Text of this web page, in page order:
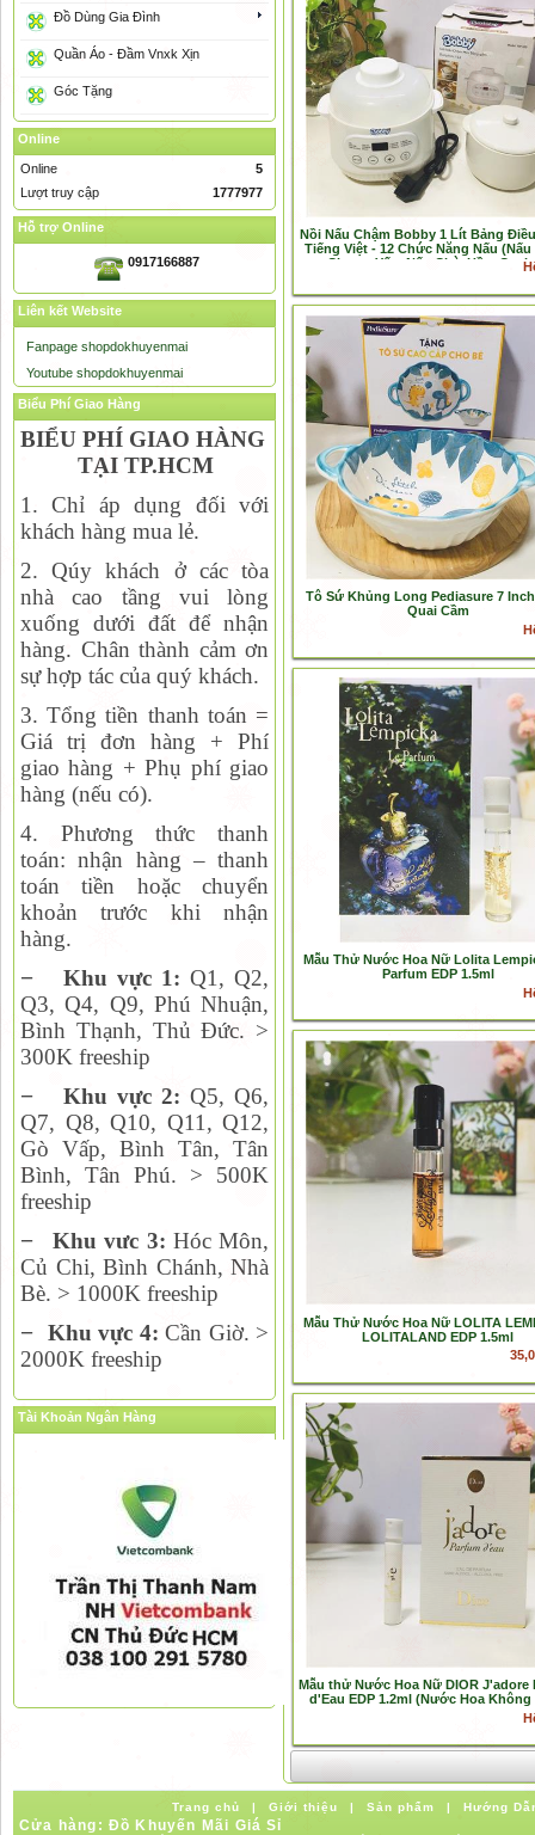
Nồi Nấu Chậm Bobby 1 Lít Bảng
Tiếng Việt - 12 Chức Năng Nấu (Nấu
Chưng Yến, Nấu Chè, Hầm
Tô Sứ Khủng Long Pediasure 7
Quai Cầm
Mẫu Thử Nước Hoa Nữ Lolita
Parfum EDP 1.5ml
Mẫu Thử Nước Hoa Nữ LOLITA
LOLITALAND EDP 1.5ml
Mẫu thử Nước Hoa Nữ DIOR J'adore
d'Eau EDP 1.2ml (Nước Hoa Không
Đồ Dùng Gia Đình
Quần Áo - Đầm Vnxk Xịn
Góc Tặng
Online
Online
5
Lượt truy cập
1777977
Hỗ trợ Online
0917166887
Liên kết Website
Fanpage shopdokhuyenmai
Youtube shopdokhuyenmai
Biểu Phí Giao Hàng
BIỂU PHÍ GIAO HÀNG
TẠI TP.HCM
1. Chỉ áp dụng đối với
khách hàng mua lẻ.
2. Qúy khách ở các tòa
nhà cao tầng vui lòng
xuống dưới đất để nhận
hàng. Chân thành cảm ơn
sự hợp tác của quý khách.
3. Tổng tiền thanh toán =
Giá trị đơn hàng + Phí
giao hàng + Phụ phí giao
hàng (nếu có).
4. Phương thức thanh
toán: nhận hàng – thanh
toán tiền hoặc chuyển
khoản trước khi nhận
hàng.
−
Khu vực 1: Q1, Q2,
Q3, Q4, Q9, Phú Nhuận,
Bình Thạnh, Thủ Đức. >
300K freeship
−
Khu vực 2: Q5, Q6,
Q7, Q8, Q10, Q11, Q12,
Gò Vấp, Bình Tân, Tân
Bình, Tân Phú. > 500K
freeship
−
Khu vưc 3: Hóc Môn,
Củ Chi, Bình Chánh, Nhà
Bè. > 1000K freeship
− Khu vực 4:Cần Giờ. >
2000K freeship
Tài Khoản Ngân Hàng
Trang chủ Giới thiệu Sản phẩm Hướng
Cửa hàng: Đồ Khuyến Mãi Giá Sỉ